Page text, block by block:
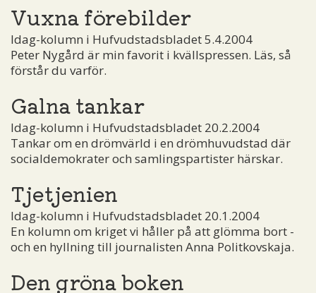
Vuxna förebilder
Idag-kolumn i Hufvudstadsbladet 5.4.2004
Peter Nygård är min favorit i kvällspressen. Läs, så
förstår du varför.
Galna tankar
Idag-kolumn i Hufvudstadsbladet 20.2.2004
Tankar om en drömvärld i en drömhuvudstad där
socialdemokrater och samlingspartister härskar.
Tjetjenien
Idag-kolumn i Hufvudstadsbladet 20.1.2004
En kolumn om kriget vi håller på att glömma bort ­
och en hyllning till journalisten Anna Politkovskaja.
Den gröna boken